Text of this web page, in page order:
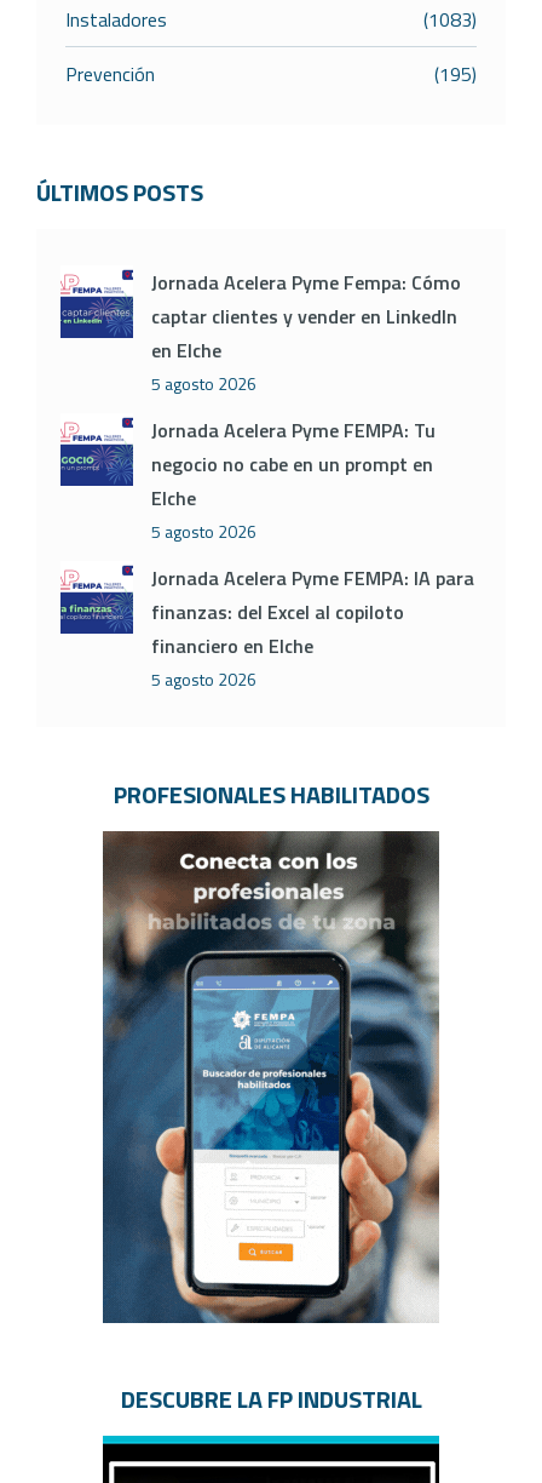
Instaladores
(1083)
Prevención
(195)
ÚLTIMOS POSTS
Jornada Acelera Pyme Fempa: Cómo
captar clientes y vender en LinkedIn
en Elche
5 agosto 2026
Jornada Acelera Pyme FEMPA: Tu
negocio no cabe en un prompt en
Elche
5 agosto 2026
Jornada Acelera Pyme FEMPA: IA para
finanzas: del Excel al copiloto
financiero en Elche
5 agosto 2026
PROFESIONALES HABILITADOS
DESCUBRE LA FP INDUSTRIAL